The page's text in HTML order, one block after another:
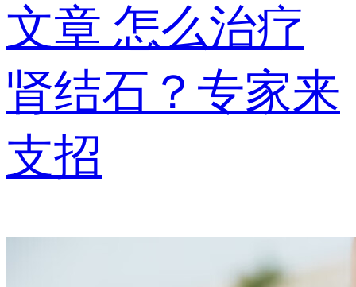
文章 怎么治疗
肾结石？专家来
支招